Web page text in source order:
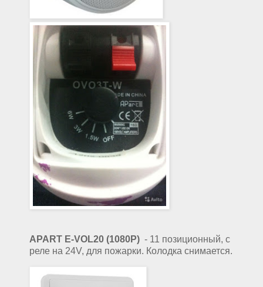
APART E-VOL20 (1080Р) - 11 позиционный, с
реле на 24V, для пожарки. Колодка снимается.